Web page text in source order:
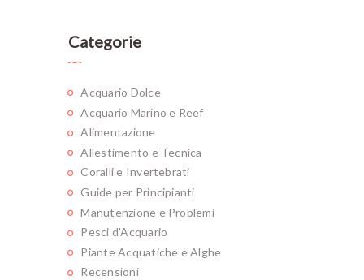
Categorie
Acquario Dolce
Acquario Marino e Reef
Alimentazione
Allestimento e Tecnica
Coralli e Invertebrati
Guide per Principianti
Manutenzione e Problemi
Pesci d'Acquario
Piante Acquatiche e Alghe
Recensioni